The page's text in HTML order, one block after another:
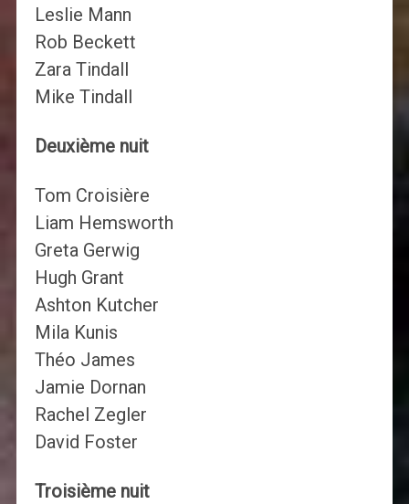
Leslie Mann
Rob Beckett
Zara Tindall
Mike Tindall
Deuxième nuit
Tom Croisière
Liam Hemsworth
Greta Gerwig
Hugh Grant
Ashton Kutcher
Mila Kunis
Théo James
Jamie Dornan
Rachel Zegler
David Foster
Troisième nuit